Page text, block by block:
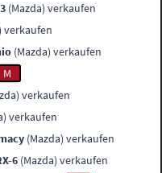
(Mazda) verkaufen
verkaufen
(Mazda) verkaufen
M
verkaufen
verkaufen
(Mazda) verkaufen
6 (Mazda) verkaufen